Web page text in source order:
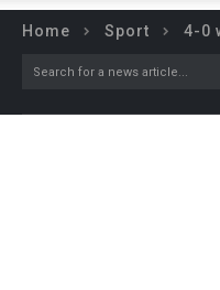
Home Sport 4-0
Search for a news article...